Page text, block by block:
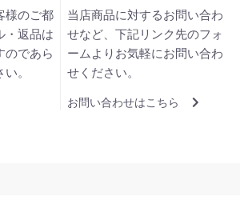
様のご都
・返品は
のであら
。
当店商品に対するお問い合わ
せなど、下記リンク先のフォ
ームよりお気軽にお問い合わ
せください。
お問い合わせはこちら